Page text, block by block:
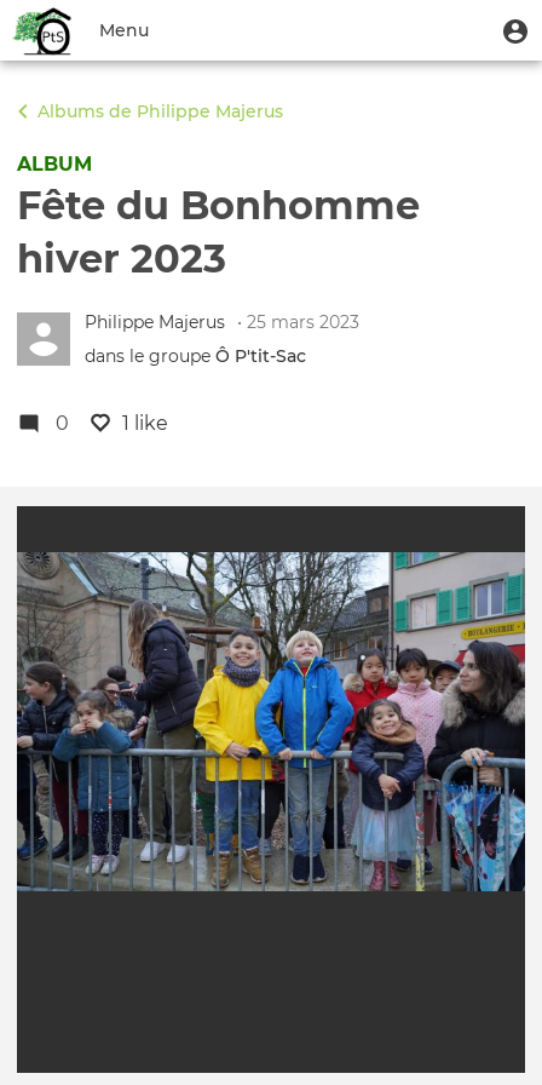
contenu
Menu
du
compte
de
l'utilisateur
Menu
Toggle
navigation
Albums de Philippe Majerus
ALBUM
Fête du Bonhomme
hiver 2023
Philippe Majerus
• 25 mars 2023
dans le groupe Ô P'tit‑Sac
0 1 like